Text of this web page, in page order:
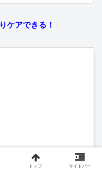
ケアできる！
トップ サイドバー